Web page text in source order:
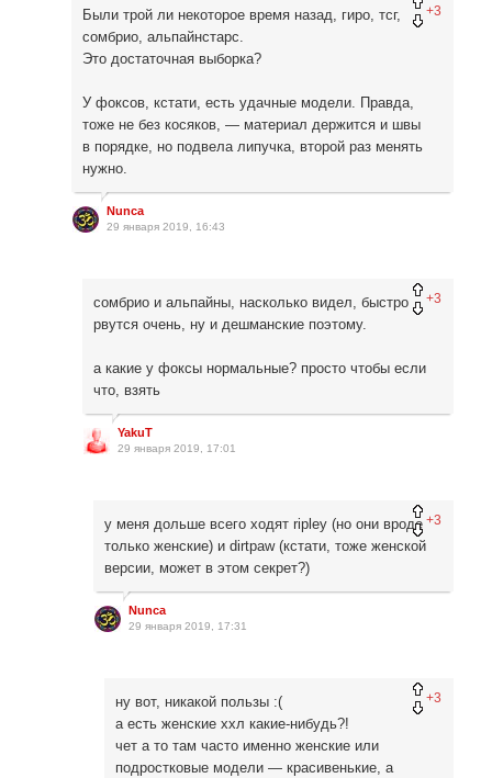
+3
Были трой ли некоторое время назад, гиро, тсг,
сомбрио, альпайнстарс.
Это достаточная выборка?
У фоксов, кстати, есть удачные модели. Правда,
тоже не без косяков, — материал держится и швы
в порядке, но подвела липучка, второй раз менять
нужно.
Nunca
29 января 2019, 16:43
+3
сомбрио и альпайны, насколько видел, быстро
рвутся очень, ну и дешманские поэтому.
а какие у фоксы нормальные? просто чтобы если
что, взять
YakuT
29 января 2019, 17:01
+3
у меня дольше всего ходят ripley (но они вроде
только женские) и dirtpaw (кстати, тоже женской
версии, может в этом секрет?)
Nunca
29 января 2019, 17:31
+3
ну вот, никакой пользы :(
а есть женские ххл какие-нибудь?!
чет а то там часто именно женские или
подростковые модели — красивенькие, а